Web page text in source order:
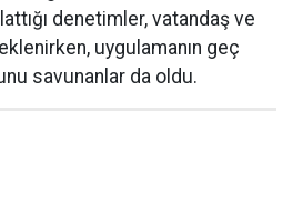
denetimler, vatandaş ve
uygulamanın geç
savunanlar da oldu.